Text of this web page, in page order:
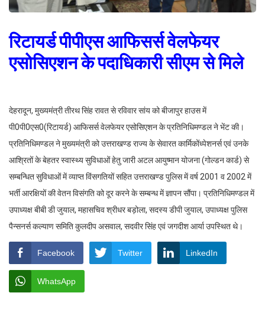
रिटायर्ड पीपीएस आफिसर्स वेलफेयर
एसोसिएशन के पदाधिकारी सीएम से मिले
देहरादून, मुख्यमंत्री तीरथ सिंह रावत से रविवार सांय को बीजापुर हाउस में
पी0पी0एस0(रिटायर्ड) आफिसर्स वेलफेयर एसोसिएशन के प्रतिनिधिमण्डल ने भेंट की।
प्रतिनिधिमण्डल ने मुख्यमंत्री को उत्तराखण्ड राज्य के सेवारत कार्मिकोंध्पेशनर्स एवं उनके
आश्रितों के बेहतर स्वास्थ्य सुविधाओं हेतु जारी अटल आयुष्मान योजना (गोल्डन कार्ड) से
सम्बन्धित सुविधाओं में व्याप्त विंसगतियों सहित उत्तराखण्ड पुलिस में वर्ष 2001 व 2002 में
भर्ती आरक्षियों की वेतन विसंगति को दूर करने के सम्बन्ध में ज्ञापन सौंपा। प्रतिनिधिमण्डल में
उपाध्यक्ष बीबी डी जुयाल, महासचिव श्रीधर बड़ोला, सदस्य डीपी जुयाल, उपाध्यक्ष पुलिस
पैन्सनर्स कल्याण समिति कुलदीप असवाल, सदवीर सिंह एवं जगदीश आर्या उपस्थित थे।
Facebook Twitter LinkedIn
WhatsApp